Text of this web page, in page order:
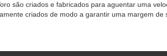
são criados e fabricados para aguentar uma
criados de modo a garantir uma margem de